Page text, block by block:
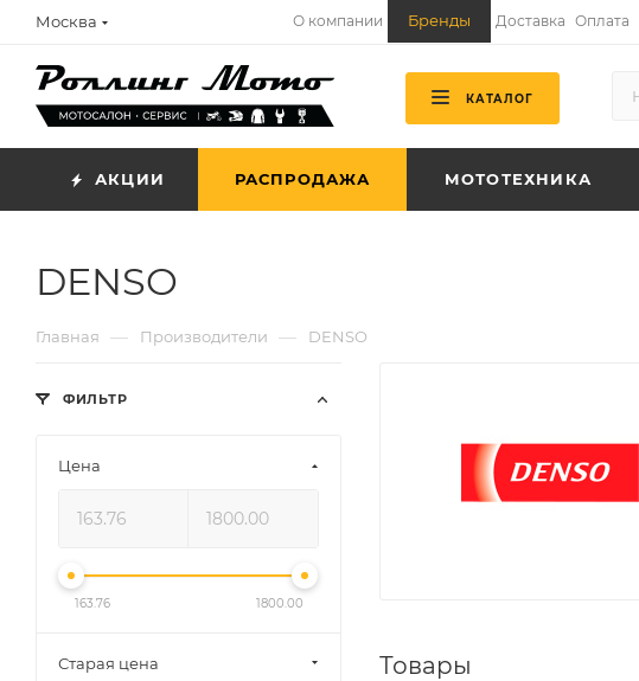
Москва О компании Бренды Доставка Оплата
КАТАЛОГ
АКЦИИ РАСПРОДАЖА МОТОТЕХНИКА
DENSO
Главная — Производители — DENSO
Товары
ФИЛЬТР
Цена
163.76 1800.00
Старая цена